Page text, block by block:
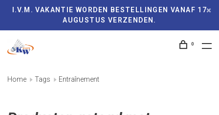
I.V.M. VAKANTIE WORDEN BESTELLINGEN VANAF 17
AUGUSTUS VERZENDEN.
0
Home Tags Entraînement